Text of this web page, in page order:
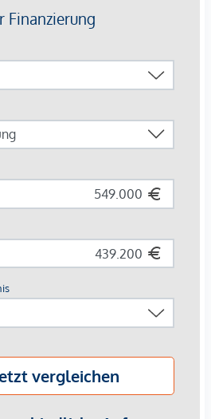
& -kühlung für
zu jeder Jahreszeit
Stauraum
zur Vermietung
– die USt kann in diesem
rückerstattet werden.
1,1 %
%
des Kaufpreises zzgl. USt &
Tiefenthaler & Gnesda